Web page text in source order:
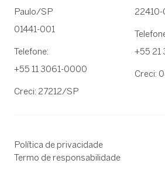
Paulo/SP
01441-001
Telefone:
+55 11 3061-0000
Creci: 27212/SP
+55 21
Creci:
Política de privacidade
Termo de responsabilidade